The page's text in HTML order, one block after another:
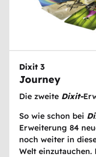
Dixit 3
Journey
Die zweite Dixit-
So wie schon bei
Erweiterung 84
noch weiter in
Welt einzutauchen.